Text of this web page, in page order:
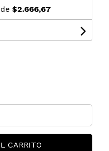
$2.666,67
CARRITO